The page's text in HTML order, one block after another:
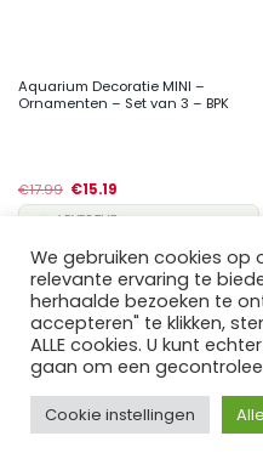
Aquarium Decoratie MINI –
Ornamenten – Set van 3 – BPK
€17.99 €15.19
LEVERTIJD
1–2 dagen
We gebruiken cookies op
relevante ervaring te
herhaalde bezoeken te
accepteren" te klikken,
ALLE cookies. U kunt
gaan om een
Cookie instellingen